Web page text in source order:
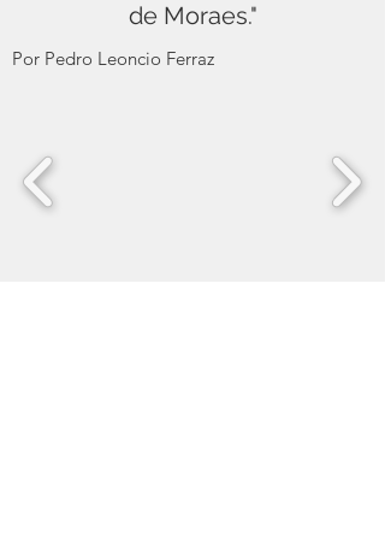
de Moraes."
Por Pedro Leoncio Ferraz